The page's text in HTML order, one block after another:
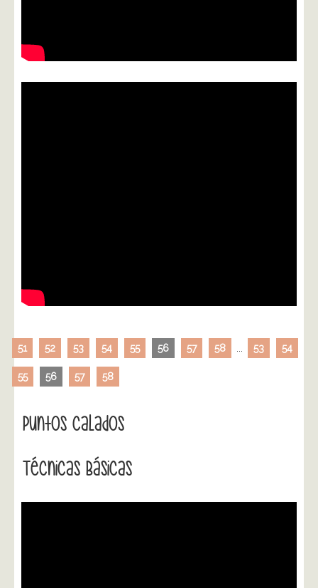
51 52 53 54 55 56 57 58 53 54
55 56 57 58
Puntos Calados
Técnicas Básicas